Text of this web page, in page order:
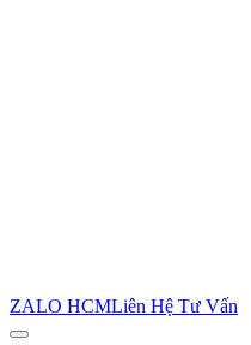
ZALO HCMLiên Hệ Tư Vấn